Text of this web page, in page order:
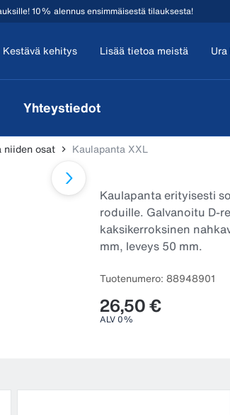
10% alennus ensimmäisestä tilauksesta!
Kestävä kehitys Lisää tietoa meistä
Yhteystiedot
niiden osat Kaulapanta XXL
Kaulapanta erityisesti
roduille. Galvanoitu D-
kaksikerroksinen
mm, leveys 50 mm.
Tuotenumero: 88948901
26,50 €
ALV 0%